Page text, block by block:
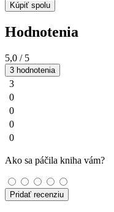
Kúpiť spolu
Hodnotenia
5,0 / 5
3 hodnotenia
3
0
0
0
0
Ako sa páčila kniha vám?
Pridať recenziu